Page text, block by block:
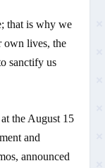
that is why we
own lives, the
sanctify us
the August 15
and
announced